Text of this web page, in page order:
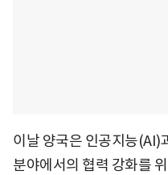
이날 양국은 인공지능(AI)
분야에서의 협력 강화를